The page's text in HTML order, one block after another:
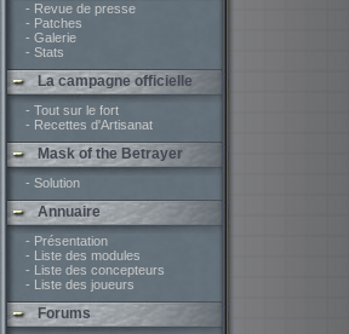
- Revue de presse
- Patches
- Galerie
- Stats
La campagne officielle
- Tout sur le fort
- Recettes d'Artisanat
Mask of the Betrayer
- Solution
Annuaire
- Présentation
- Liste des modules
- Liste des concepteurs
- Liste des joueurs
Forums